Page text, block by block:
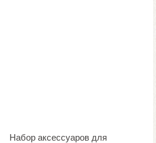
Набор аксессуаров для